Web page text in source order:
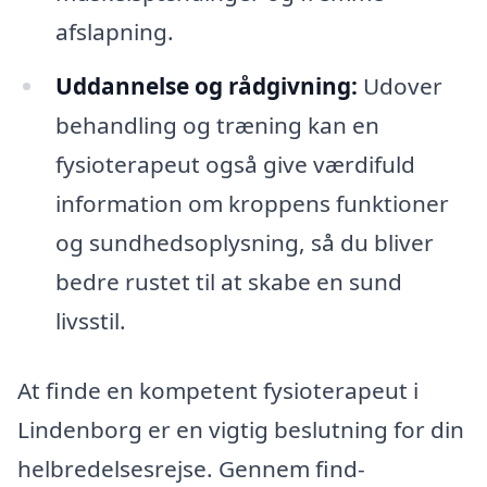
afslapning.
Uddannelse og rådgivning: Udover
behandling og træning kan en
fysioterapeut også give værdifuld
information om kroppens funktioner
og sundhedsoplysning, så du bliver
bedre rustet til at skabe en sund
livsstil.
At finde en kompetent fysioterapeut i
Lindenborg er en vigtig beslutning for din
helbredelsesrejse. Gennem find-